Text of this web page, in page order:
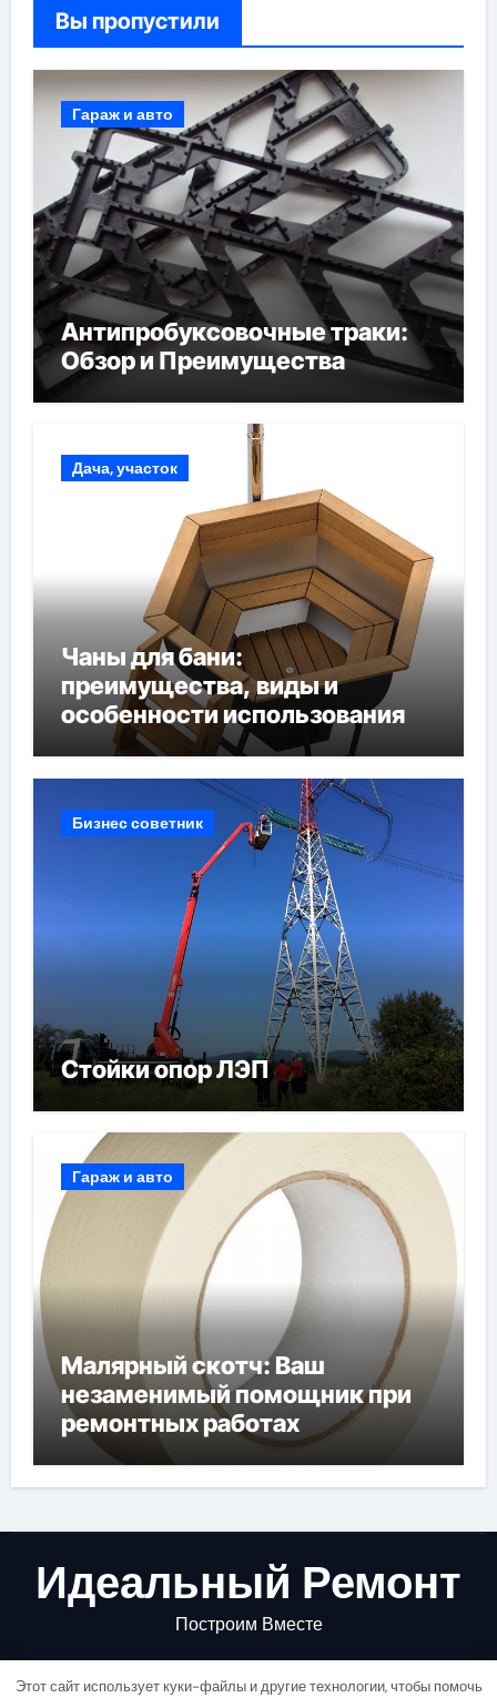
Вы пропустили
Гараж и авто
Антипробуксовочные траки:
Обзор и Преимущества
Дача, участок
Чаны для бани:
преимущества, виды и
особенности использования
Бизнес советник
Стойки опор ЛЭП
Гараж и авто
Малярный скотч: Ваш
незаменимый помощник при
ремонтных работах
Идеальный Ремонт
Построим Вместе
Этот сайт использует куки-файлы и другие технологии, чтобы помочь